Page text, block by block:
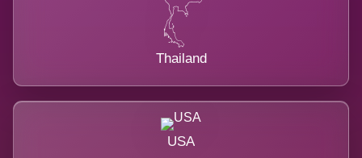
Thailand
USA